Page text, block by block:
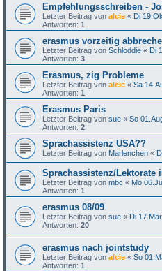
Empfehlungsschreiben -
Letzter Beitrag vonalcie « Di
Antworten:1
erasmus vorzeitig
Letzter Beitrag vonSchloddie « Di
Antworten:3
Erasmus, zig Probleme
Letzter Beitrag vonalcie «Sa
Antworten:1
Erasmus Paris
Letzter Beitrag vonsue «So
Antworten:2
Sprachassistenz USA??
Letzter Beitrag von Marlenchen «
Sprachassistenz/Lektorate
Letzter Beitrag vonmbc « Mo
Antworten:1
erasmus 08/09
Letzter Beitrag vonsue « Di
Antworten:20
erasmus nach jointstudy
Letzter Beitrag vonalcie «So
Antworten:1